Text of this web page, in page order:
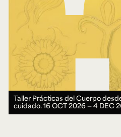
Taller Prácticas del Cuerpo
cuidado.16 OCT 2026 ― 4 DEC